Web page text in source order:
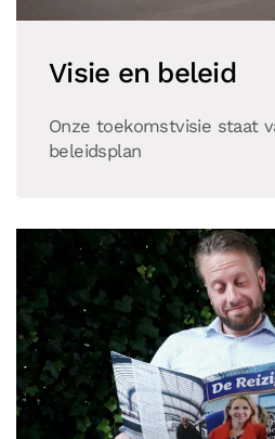
Visie en beleid
Onze toekomstvisie staat
beleidsplan